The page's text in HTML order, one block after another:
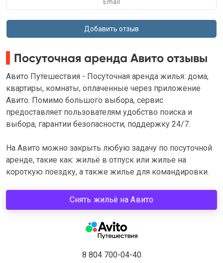
Посуточная аренда Авито отзывы
Авито Путешествия - Посуточная аренда жилья: дома,
квартиры, комнаты, оплаченные через приложение
Авито. Помимо большого выбора, сервис
предоставляет пользователям удобство поиска и
выбора, гарантии безопасности, поддержку 24/7.
На Авито можно закрыть любую задачу по посуточной
аренде, такие как: жильё в отпуск или жилье на
короткую поездку, а также жилье для командировки.
Снять жильё на Авито
8 804 700-04-40